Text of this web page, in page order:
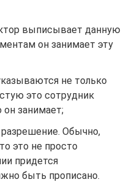
выписывает данную
он занимает эту
не только
это сотрудник
занимает;
Обычно,
это не просто
придется
быть прописано.